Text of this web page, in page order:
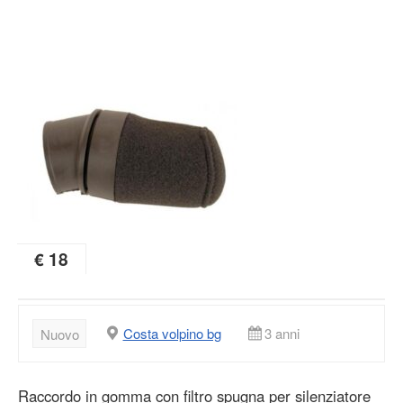
€ 18
Nuovo Costa volpino bg 3 anni
Raccordo in gomma con filtro spugna per silenziatore